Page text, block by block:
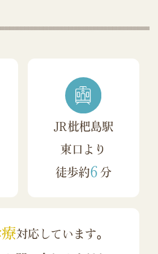
JR枇杷島駅
東口より
徒歩約6 分
対応しています。